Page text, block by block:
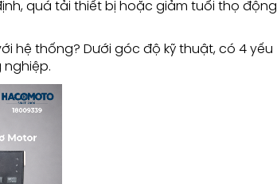
quá tải thiết bị hoặc giảm tuổi thọ động
hệ thống? Dưới góc độ kỹ thuật, có 4 yếu
nghiệp.